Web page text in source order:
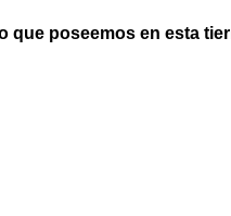
que poseemos en esta